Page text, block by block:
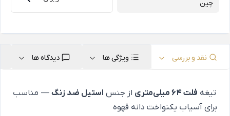
چین
نقد و بررسی ویژگی ها دیدگاه ها
تیغه فلت ۶۴ میلی‌متری از جنس استیل ضد زنگ — مناسب
برای آسیاب یکنواخت دانه قهوه